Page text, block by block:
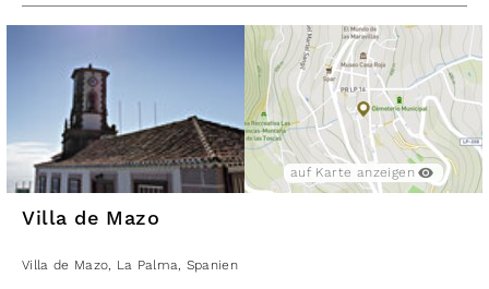
auf Karte anzeigen
Villa de Mazo
Villa de Mazo, La Palma, Spanien